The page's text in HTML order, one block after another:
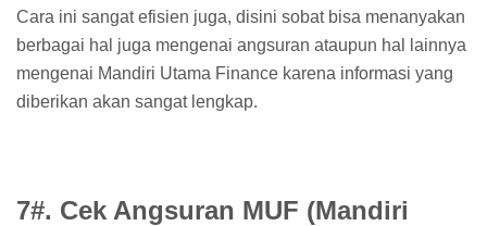
Cara ini sangat efisien juga, disini sobat bisa menanyakan
berbagai hal juga mengenai angsuran ataupun hal lainnya
mengenai Mandiri Utama Finance karena informasi yang
diberikan akan sangat lengkap.
7#. Cek Angsuran MUF (Mandiri